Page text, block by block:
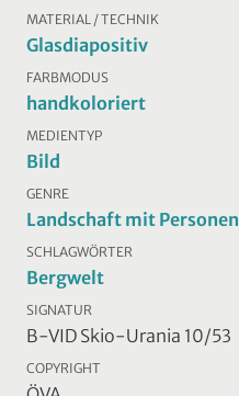
MATERIAL / TECHNIK
Glasdiapositiv
FARBMODUS
handkoloriert
MEDIENTYP
Bild
GENRE
Landschaft mit Personen
SCHLAGWÖRTER
Bergwelt
SIGNATUR
B-VID Skio-Urania 10/53
COPYRIGHT